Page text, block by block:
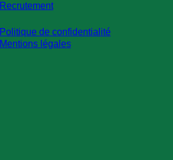
Recrutement
Politique de confidentialité
Mentions légales